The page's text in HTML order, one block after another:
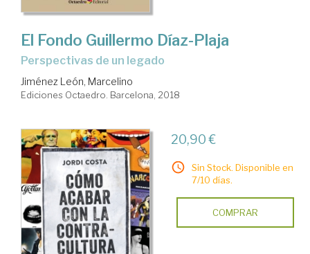
El Fondo Guillermo Díaz-Plaja
perspectivas de un legado
Jiménez León, Marcelino
Ediciones Octaedro. Barcelona, 2018
20,90 €
Sin Stock. Disponible en
7/10 días.
COMPRAR